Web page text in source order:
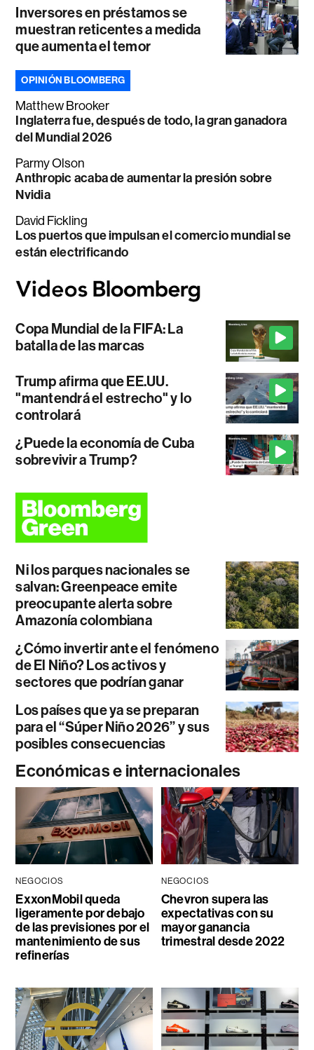
Inversores en préstamos se
muestran reticentes a medida
que aumenta el temor
OPINIÓN BLOOMBERG
Matthew Brooker
Inglaterra fue, después de todo, la gran ganadora
del Mundial 2026
Parmy Olson
Anthropic acaba de aumentar la presión sobre
Nvidia
David Fickling
Los puertos que impulsan el comercio mundial se
están electrificando
Copa Mundial de la FIFA: La
batalla de las marcas
Trump afirma que EE.UU.
"mantendrá el estrecho" y lo
controlará
¿Puede la economía de Cuba
sobrevivir a Trump?
Ni los parques nacionales se
salvan: Greenpeace emite
preocupante alerta sobre
Amazonía colombiana
¿Cómo invertir ante el fenómeno
de El Niño? Los activos y
sectores que podrían ganar
Los países que ya se preparan
para el “Súper Niño 2026” y sus
posibles consecuencias
Económicas e internacionales
NEGOCIOS
ExxonMobil queda
ligeramente por debajo
de las previsiones por el
mantenimiento de sus
refinerías
NEGOCIOS
Chevron supera las
expectativas con su
mayor ganancia
trimestral desde 2022